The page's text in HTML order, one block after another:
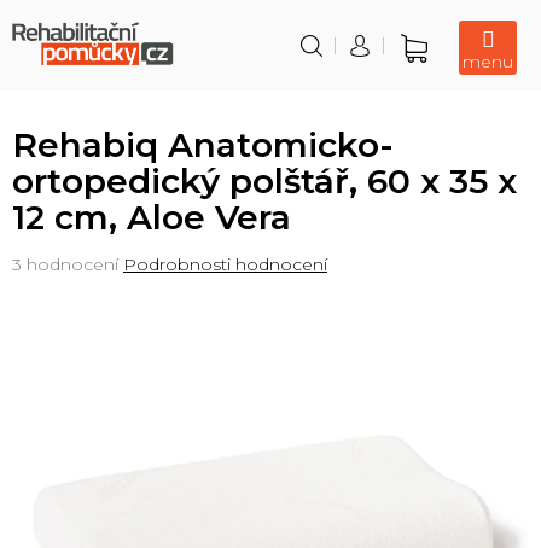
na
obsah
Nákupní
Rehabiq Anatomicko-
ortopedický polštář, 60 x 35 x
12 cm, Aloe Vera
Průměrné
3 hodnocení Podrobnosti hodnocení